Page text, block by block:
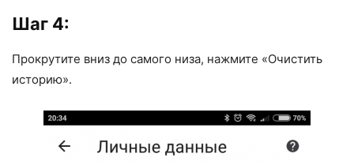
Шаг 4:
Прокрутите вниз до самого низа, нажмите «Очистить
историю».